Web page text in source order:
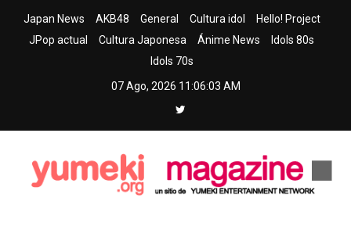
Japan News AKB48 General Cultura idol
Hello! Project
JPop actual
Cultura Japonesa Ánime News
Idols 80s
Idols 70s
07 Ago, 2026 11:06:04 AM